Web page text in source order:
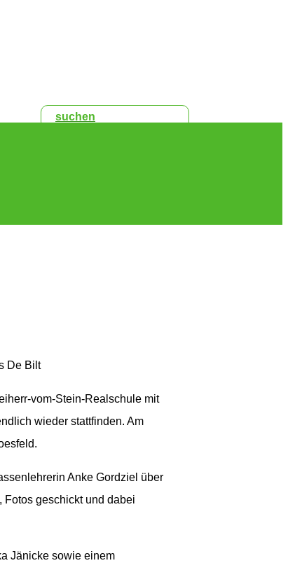
De Bilt
vom-Stein-Realschule mit
wieder stattfinden. Am
Anke Gordziel über
geschickt und dabei
Jänicke sowie einem